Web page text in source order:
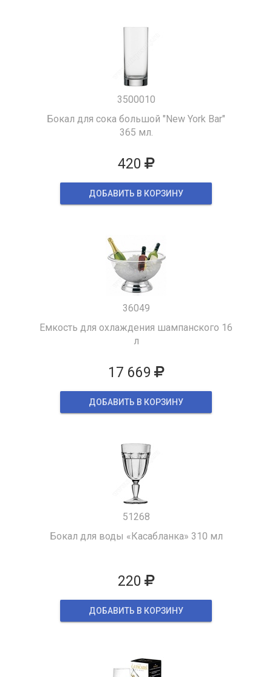
3500010
Бокал для сока большой "New York Bar"
365 мл.
420
ДОБАВИТЬ В КОРЗИНУ
36049
Емкость для охлаждения шампанского 16
л
17 669
ДОБАВИТЬ В КОРЗИНУ
51268
Бокал для воды «Касабланка» 310 мл
220
ДОБАВИТЬ В КОРЗИНУ